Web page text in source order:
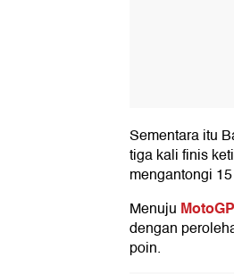
Sementara itu
tiga kali finis
mengantongi
Menuju
dengan
poin.